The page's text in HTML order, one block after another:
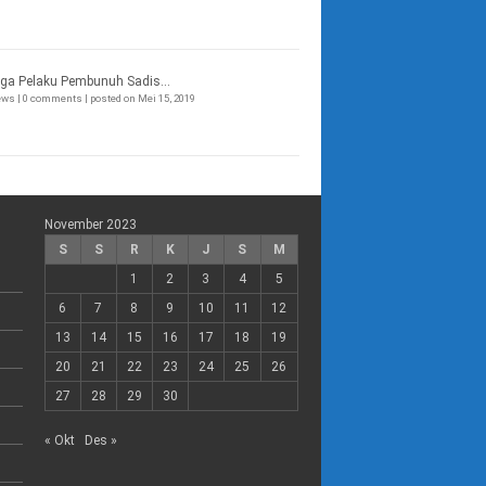
Pelaku Pembunuh Sadis...
| 0 comments | posted on Mei 15, 2019
November 2023
S
S R K J S
M
1
2 3 4
5
6
7 8 9 10 11
12
13
14 15 16 17 18
19
20
21 22 23 24 25
26
27
28 29 30
« Okt Des »